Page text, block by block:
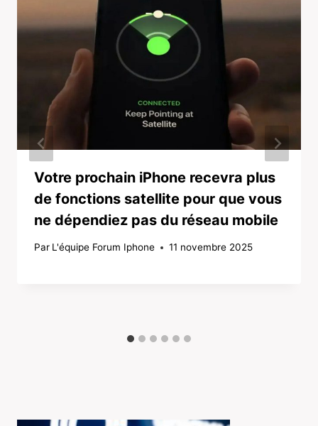
Votre prochain iPhone recevra plus
de fonctions satellite pour que vous
ne dépendiez pas du réseau mobile
Par L'équipe Forum Iphone 11 novembre 2025